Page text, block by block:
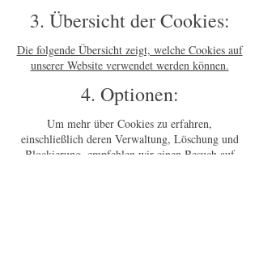
3. Übersicht der Cookies:
Die folgende Übersicht zeigt, welche Cookies auf
unserer Website verwendet werden können.
4. Optionen:
Um mehr über Cookies zu erfahren,
einschließlich deren Verwaltung, Löschung und
Blockierung, empfehlen wir einen Besuch auf